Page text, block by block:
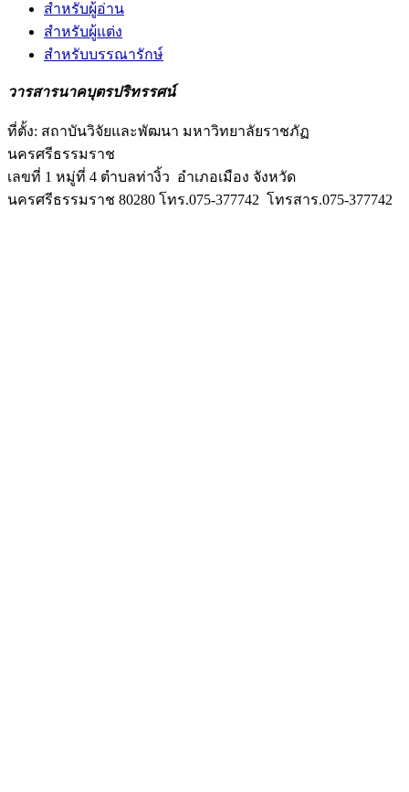
สำหรับผู้อ่าน
สำหรับผู้แต่ง
สำหรับบรรณารักษ์
วารสารนาคบุตรปริทรรศน์
ที่ตั้ง: สถาบันวิจัยและพัฒนา มหาวิทยาลัยราชภัฏ
นครศรีธรรมราช
เลขที่ 1 หมู่ที่ 4 ตำบลท่างิ้ว อำเภอเมือง จังหวัด
นครศรีธรรมราช 80280 โทร.075-377742 โทรสาร.075-377742